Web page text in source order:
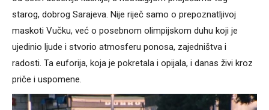
starog, dobrog Sarajeva. Nije riječ samo o prepoznatljivoj
maskoti Vučku, već o posebnom olimpijskom duhu koji je
ujedinio ljude i stvorio atmosferu ponosa, zajedništva i
radosti. Ta euforija, koja je pokretala i opijala, i danas živi kroz
priče i uspomene.